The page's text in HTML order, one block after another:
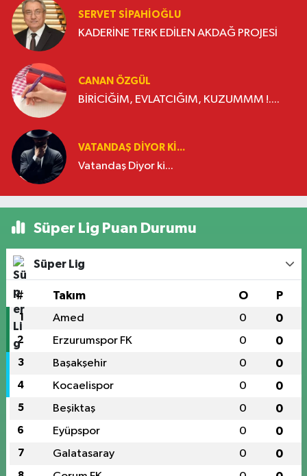
SERVET SİPAHİOĞLU
KADERİNE TERK EDİLEN AKDAĞ PROJESİ
CANAN ÖZGÜL
BİRİCİĞİM, EVLATCIĞIM, KUZUMMM !....
VATANDAŞ DIYOR KI...
Vatandaş Diyor ki...
Süper Lig Puan Durumu
Süper Lig
# Takım O P
1 Amed 0 0
2 Erzurumspor FK 0 0
3 Başakşehir 0 0
4 Kocaelispor 0 0
5 Beşiktaş 0 0
6 Eyüpspor 0 0
7 Galatasaray 0 0